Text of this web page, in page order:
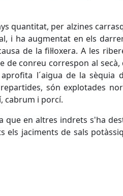
quantitat, per alzines
i ha augmentat en els
de la fil·loxera. A les
de conreu correspon al
l´aigua de la sèquia
són explotades
cabrum i porcí.
que en altres indrets s'ha
els jaciments de sals